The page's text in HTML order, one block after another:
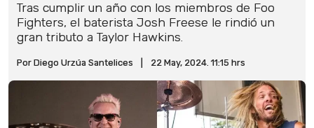
Tras cumplir un año con los miembros de Foo
Fighters, el baterista Josh Freese le rindió un
gran tributo a Taylor Hawkins.
Por Diego Urzúa Santelices 22 May, 2024. 11:15 hrs